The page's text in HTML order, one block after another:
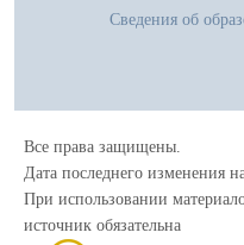
Сведения об
Все права защищены.
Дата последнего изменения
При использовании
источник обязательна